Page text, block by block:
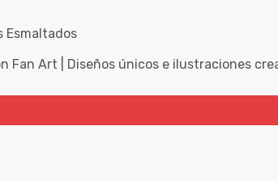
Esmaltados
Fan Art | Diseños únicos e ilustraciones